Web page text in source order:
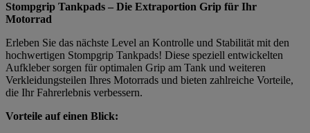
Stompgrip Tankpads – Die Extraportion Grip für Ihr
Motorrad
Erleben Sie das nächste Level an Kontrolle und Stabilität mit den
hochwertigen Stompgrip Tankpads! Diese speziell entwickelten
Aufkleber sorgen für optimalen Grip am Tank und weiteren
Verkleidungsteilen Ihres Motorrads und bieten zahlreiche Vorteile,
die Ihr Fahrerlebnis verbessern.
Vorteile auf einen Blick: